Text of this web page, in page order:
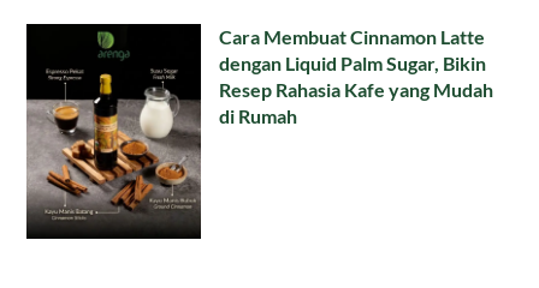
Cara Membuat Cinnamon Latte
dengan Liquid Palm Sugar, Bikin
Resep Rahasia Kafe yang Mudah
di Rumah